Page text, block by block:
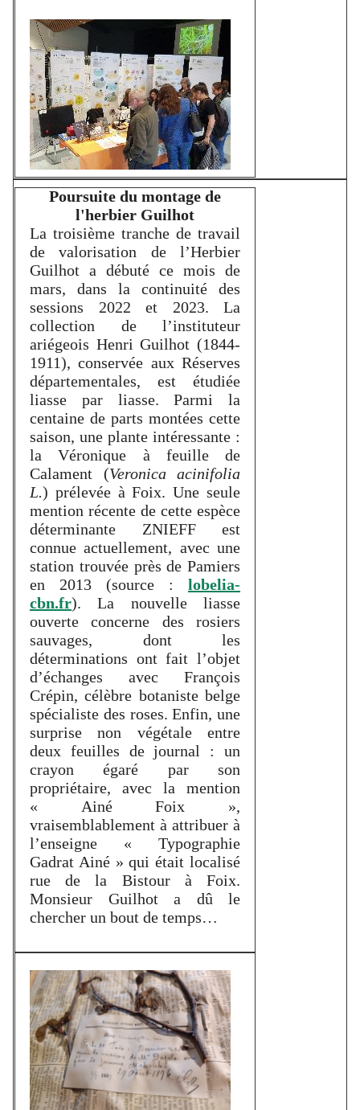
Poursuite du montage de
l'herbier Guilhot
La troisième tranche de travail
de valorisation de l’Herbier
Guilhot a débuté ce mois de
mars, dans la continuité des
sessions 2022 et 2023. La
collection de l’instituteur
ariégeois Henri Guilhot (1844-
1911), conservée aux Réserves
départementales, est étudiée
liasse par liasse. Parmi la
centaine de parts montées cette
saison, une plante intéressante :
la Véronique à feuille de
Calament (Veronica acinifolia
L.) prélevée à Foix. Une seule
mention récente de cette espèce
déterminante ZNIEFF est
connue actuellement, avec une
station trouvée près de Pamiers
en 2013 (source : lobelia-
cbn.fr). La nouvelle liasse
ouverte concerne des rosiers
sauvages, dont les
déterminations ont fait l’objet
d’échanges avec François
Crépin, célèbre botaniste belge
spécialiste des roses. Enfin, une
surprise non végétale entre
deux feuilles de journal : un
crayon égaré par son
propriétaire, avec la mention
« Ainé Foix »,
vraisemblablement à attribuer à
l’enseigne « Typographie
Gadrat Ainé » qui était localisé
rue de la Bistour à Foix.
Monsieur Guilhot a dû le
chercher un bout de temps…